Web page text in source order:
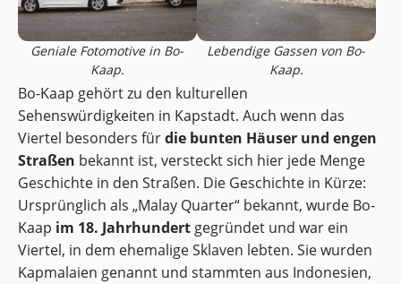
Geniale Fotomotive in Bo-
Kaap.
Lebendige Gassen von Bo-
Kaap.
Bo-Kaap gehört zu den kulturellen
Sehenswürdigkeiten in Kapstadt. Auch wenn das
Viertel besonders fürdie bunten Häuser und engen
Straßen bekannt ist, versteckt sich hier jede Menge
Geschichte in den Straßen. Die Geschichte in Kürze:
Ursprünglich als „Malay Quarter“ bekannt, wurde Bo-
Kaap im 18. Jahrhundertgegründet und war ein
Viertel, in dem ehemalige Sklaven lebten. Sie wurden
Kapmalaien genannt und stammten aus Indonesien,